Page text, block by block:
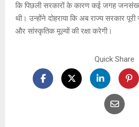
कि पिछली सरकारों के कारण कई जगह
थी। उन्होंने दोहराया कि अब राज्य सरकार
और सांस्कृतिक मूल्यों की रक्षा करेगी।
Quick Share